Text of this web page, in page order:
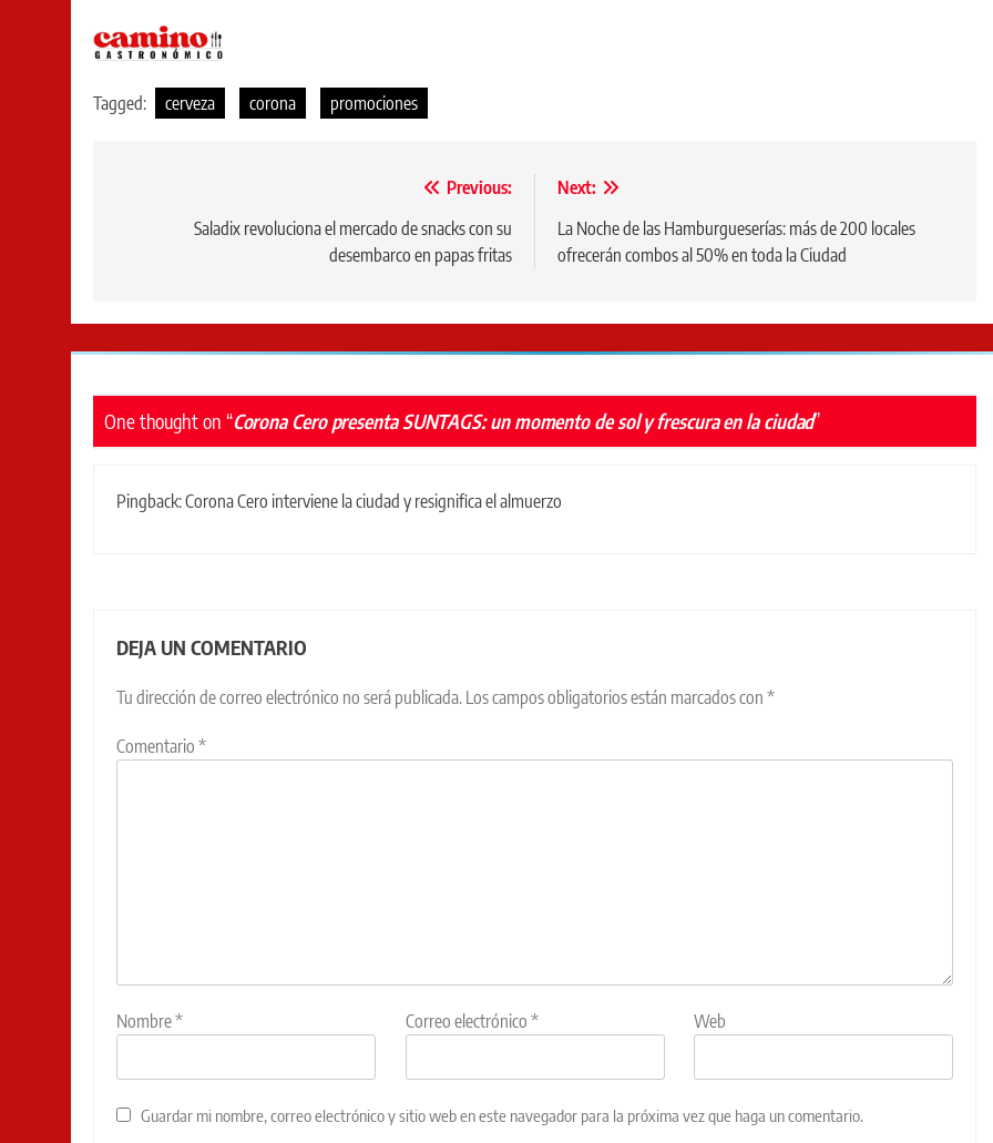
Tagged: cerveza corona promociones
Previous:
Saladix revoluciona el mercado de snacks con su
desembarco en papas fritas
Next:
La Noche de las Hamburgueserías: más de 200 locales
ofrecerán combos al 50% en toda la Ciudad
One thought on “Corona Cero presenta SUNTAGS: un momento de sol y frescura en la ciudad”
Pingback:Corona Cero interviene la ciudad y resignifica el almuerzo
DEJA UN COMENTARIO
Tu dirección de correo electrónico no será publicada. Los campos obligatorios están marcados con *
Comentario *
Nombre* Correo electrónico * Web
Guardar mi nombre, correo electrónico y sitio web en este navegador para la próxima vez que haga un comentario.